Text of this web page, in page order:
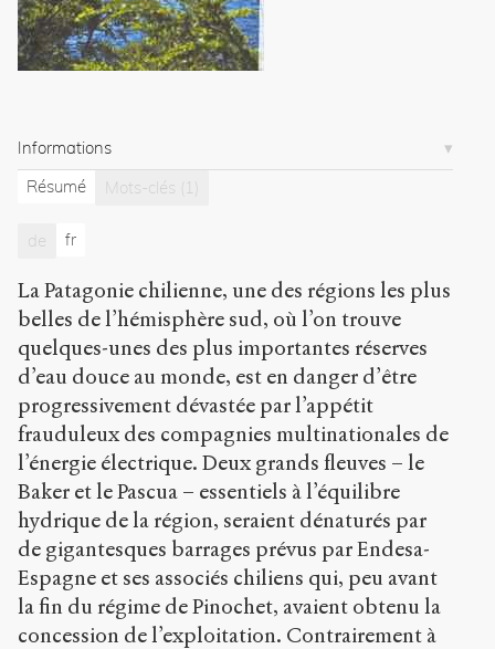
l
i
c
.
g
/
a
l
e
/
6
4
/
Copier la
référence
Chicago
Copier la
référence
Bibtex
Informations
Résumé
Mots-clés (1)
de fr
La Patagonie chilienne, une des régions les plus
belles de l’hémisphère sud, où l’on trouve
quelques-unes des plus importantes réserves
d’eau douce au monde, est en danger d’être
progressivement dévastée par l’appétit
frauduleux des compagnies multinationales de
l’énergie électrique. Deux grands fleuves – le
Baker et le Pascua – essentiels à l’équilibre
hydrique de la région, seraient dénaturés par
de gigantesques barrages prévus par Endesa-
Espagne et ses associés chiliens qui, peu avant
la fin du régime de Pinochet, avaient obtenu la
concession de l’exploitation. Contrairement à